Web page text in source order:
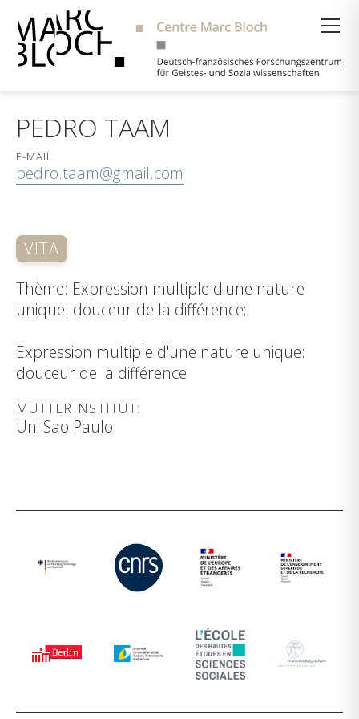
PEDRO TAAM
E-MAIL
pedro.taam@gmail.com
VITA
Thème: Expression multiple d'une nature
unique: douceur de la différence;
Expression multiple d'une nature unique:
douceur de la différence
MUTTERINSTITUT:
Uni Sao Paulo